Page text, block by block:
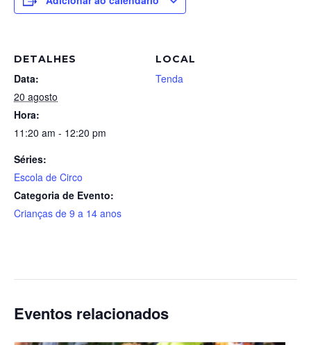
DETALHES
Data:
20 agosto
Hora:
11:20 am - 12:20 pm
Séries:
Escola de Circo
Categoria de Evento:
Crianças de 9 a 14 anos
LOCAL
Tenda
Eventos relacionados